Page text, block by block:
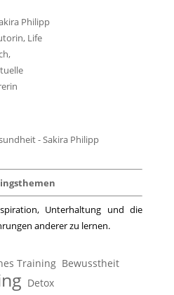
Unterhaltung und die
anderer zu lernen.
Training Bewusstheit
Detox